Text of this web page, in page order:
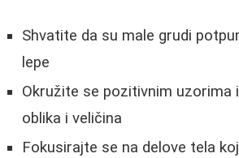
Shvatite da su male grudi
lepe
Okružite se pozitivnim uzorima
oblika i veličina
Fokusirajte se na delove tela